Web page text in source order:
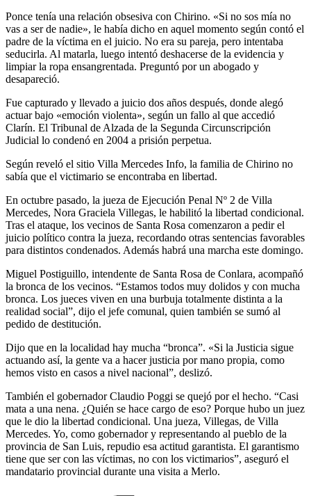
Ponce tenía una relación obsesiva con Chirino. «Si no sos mía no
vas a ser de nadie», le había dicho en aquel momento según contó el
padre de la víctima en el juicio. No era su pareja, pero intentaba
seducirla. Al matarla, luego intentó deshacerse de la evidencia y
limpiar la ropa ensangrentada. Preguntó por un abogado y
desapareció.
Fue capturado y llevado a juicio dos años después, donde alegó
actuar bajo «emoción violenta», según un fallo al que accedió
Clarín. El Tribunal de Alzada de la Segunda Circunscripción
Judicial lo condenó en 2004 a prisión perpetua.
Según reveló el sitio Villa Mercedes Info, la familia de Chirino no
sabía que el victimario se encontraba en libertad.
En octubre pasado, la jueza de Ejecución Penal Nº 2 de Villa
Mercedes, Nora Graciela Villegas, le habilitó la libertad condicional.
Tras el ataque, los vecinos de Santa Rosa comenzaron a pedir el
juicio político contra la jueza, recordando otras sentencias favorables
para distintos condenados. Además habrá una marcha este domingo.
Miguel Postiguillo, intendente de Santa Rosa de Conlara, acompañó
la bronca de los vecinos. “Estamos todos muy dolidos y con mucha
bronca. Los jueces viven en una burbuja totalmente distinta a la
realidad social”, dijo el jefe comunal, quien también se sumó al
pedido de destitución.
Dijo que en la localidad hay mucha “bronca”. «Si la Justicia sigue
actuando así, la gente va a hacer justicia por mano propia, como
hemos visto en casos a nivel nacional”, deslizó.
También el gobernador Claudio Poggi se quejó por el hecho. “Casi
mata a una nena. ¿Quién se hace cargo de eso? Porque hubo un juez
que le dio la libertad condicional. Una jueza, Villegas, de Villa
Mercedes. Yo, como gobernador y representando al pueblo de la
provincia de San Luis, repudio esa actitud garantista. El garantismo
tiene que ser con las víctimas, no con los victimarios”, aseguró el
mandatario provincial durante una visita a Merlo.